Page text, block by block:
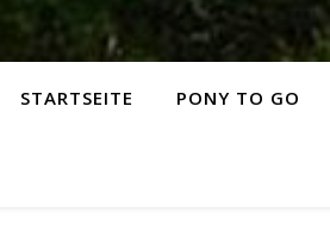
STARTSEITE PONY TO GO